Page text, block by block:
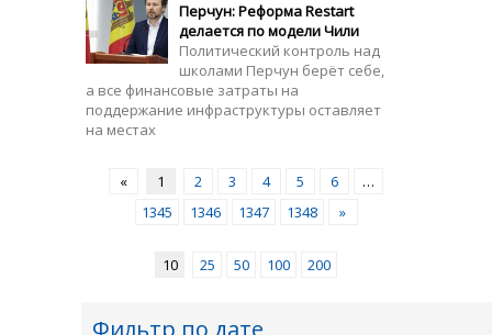
Перчун: Реформа Restart
делается по модели Чили
Политический контроль над
школами Перчун берёт себе,
а все финансовые затраты на
поддержание инфраструктуры оставляет
на местах
« 1 2 3 4 5 6
…
1345
1346 1347 1348 »
10 25 50 100 200
Фильтр по дате